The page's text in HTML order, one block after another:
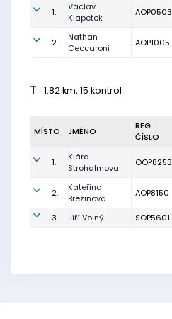
1.
Václav
Klapetek
AOP0503
2.
Nathan
Ceccaroni
AOP1005
T 1.82 km, 15 kontrol
MÍSTO JMÉNO
REG.
ČÍSLO
1.
Klára
Strohalmova
OOP8253
2.
Kateřina
Březinová
AOP8150
3. Jiří Volný SOP5601